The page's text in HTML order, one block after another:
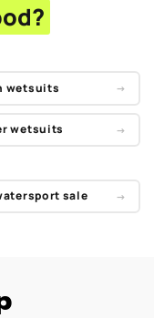
wetsuits →
wetsuits →
sale →